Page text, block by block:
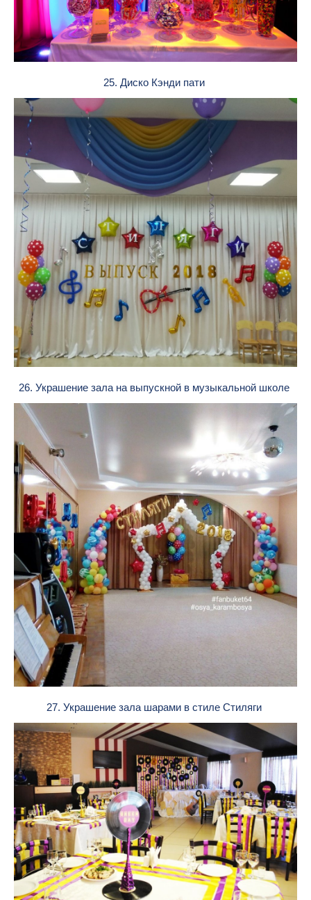
25. Диско Кэнди пати
26. Украшение зала на выпускной в музыкальной школе
27. Украшение зала шарами в стиле Стиляги